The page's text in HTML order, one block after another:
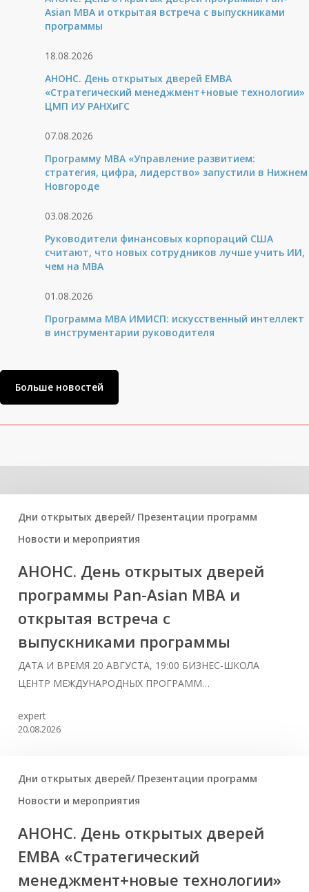
Asian MBA и открытая встреча с выпускниками
программы
18.08.2026
АНОНС. День открытых дверей ЕМВА
«Стратегический менеджмент+новые технологии»
ЦМП ИУ РАНХиГС
07.08.2026
Программу MBA «Управление развитием:
стратегия, цифра, лидерство» запустили в Нижнем
Новгороде
03.08.2026
Руководители финансовых корпораций США
считают, что новых сотрудников лучше учить ИИ,
чем на МВА
01.08.2026
Программа MBA ИМИСП: искусственный интеллект
в инструментарии руководителя
Больше новостей
Дни открытых дверей/ Презентации программ
Новости и мероприятия
АНОНС. День открытых дверей
программы Pan-Asian MBA и
открытая встреча с
выпускниками программы
ДАТА И ВРЕМЯ 20 АВГУСТА, 19:00 БИЗНЕС-ШКОЛА
ЦЕНТР МЕЖДУНАРОДНЫХ ПРОГРАММ…
expert
20.08.2026
Дни открытых дверей/ Презентации программ
Новости и мероприятия
АНОНС. День открытых дверей
ЕМВА «Стратегический
менеджмент+новые технологии»